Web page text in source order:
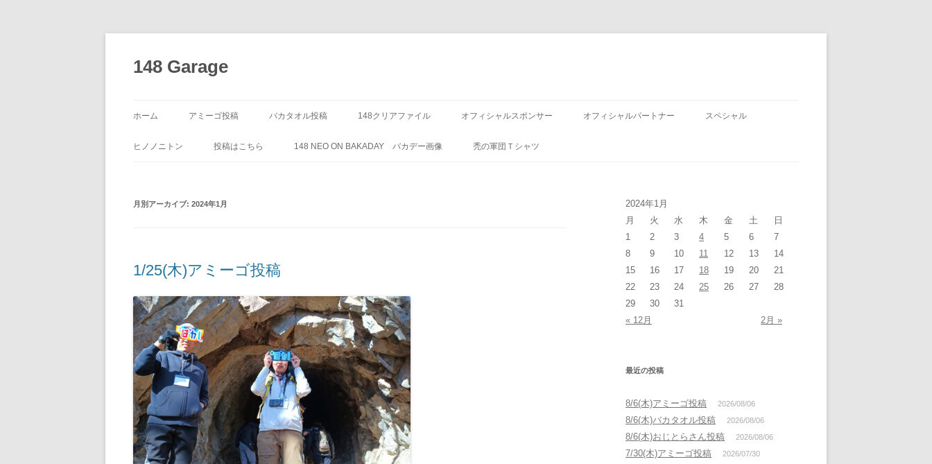
ン
ツ
ッ
148 Garage
ホーム アミーゴ投稿 バカタオル投稿 148クリアファイル オフィシャルスポンサー オフィシャルパートナー スペシャル
ヒノノニトン 投稿はこちら 148 NEO ON BAKADAY バカデー画像 禿の軍団Ｔシャツ
月別アーカイブ: 2024年1月
1/25(木)アミーゴ投稿
2024年1月
月
火 水 木 金 土
日
1
2 3 4 5 6
7
8
9 10 11 12 13
14
15
16 17 18 19 20
21
22
23 24 25 26 27
28
29
30
31
« 12月
2月 »
最近の投稿
8/6(木)アミーゴ投稿 2026/08/06
8/6(木)バカタオル投稿 2026/08/06
8/6(木)おじとらさん投稿 2026/08/06
7/30(木)アミーゴ投稿 2026/07/30